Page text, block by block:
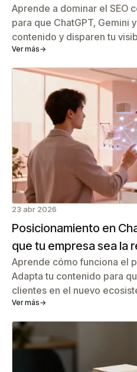
Aprende a dominar el SEO
para que ChatGPT, Gemini
contenido y disparen tu
Ver más→
23 abr 2026
Posicionamiento en
que tu empresa sea la
Aprende cómo funciona el
Adapta tu contenido para
clientes en el nuevo
Ver más→